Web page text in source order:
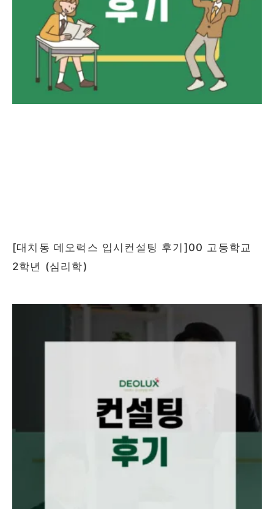
[대치동 데오럭스 입시컨설팅 후기]00 고등학교
2학년 (심리학)